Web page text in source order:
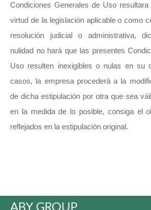
Condiciones Generales de Uso
virtud de la legislación aplicable o como
resolución judicial o administrativa,
nulidad no hará que las presentes
Uso resulten inexigibles o nulas en su
casos, la empresa procederá a la
de dicha estipulación por otra que sea
en la medida de lo posible, consiga el
reflejados en la estipulación original.
ABY GROUP